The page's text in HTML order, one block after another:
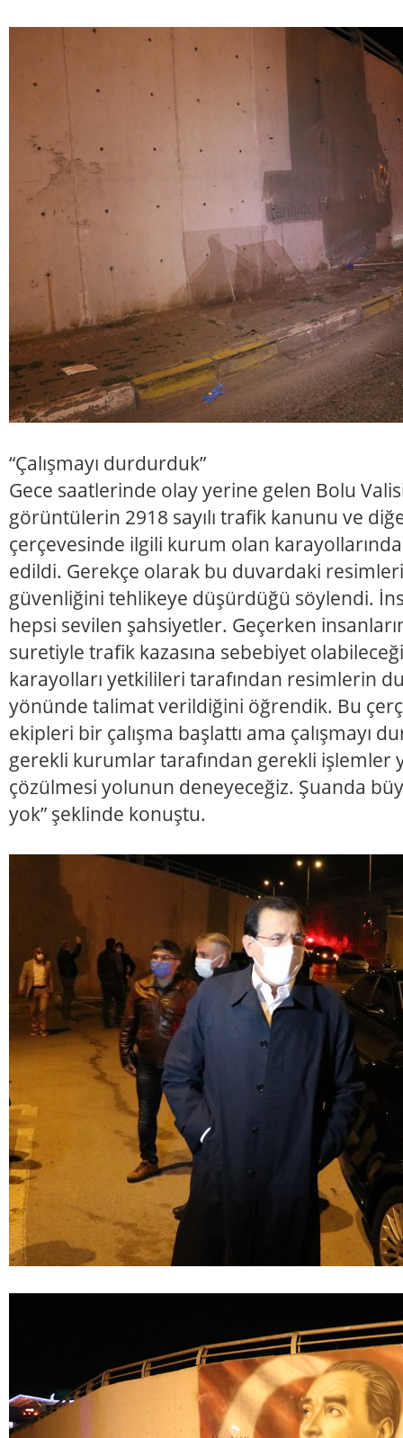
“Çalışmayı durdurduk”
Gece saatlerinde olay yerine gelen Bolu
görüntülerin 2918 sayılı trafik kanunu ve
çerçevesinde ilgili kurum olan
edildi. Gerekçe olarak bu duvardaki
güvenliğini tehlikeye düşürdüğü söylendi.
hepsi sevilen şahsiyetler. Geçerken
suretiyle trafik kazasına sebebiyet
karayolları yetkilileri tarafından resimlerin
yönünde talimat verildiğini öğrendik. Bu
ekipleri bir çalışma başlattı ama çalışmayı
gerekli kurumlar tarafından gerekli işlemler
çözülmesi yolunun deneyeceğiz. Şuanda
yok” şeklinde konuştu.